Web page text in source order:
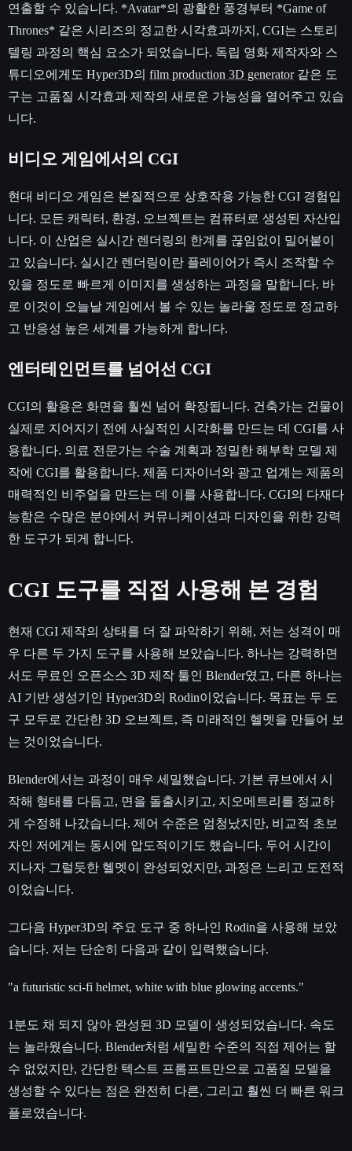
연출할 수 있습니다. *Avatar*의 광활한 풍경부터 *Game of
Thrones* 같은 시리즈의 정교한 시각효과까지, CGI는 스토리
텔링 과정의 핵심 요소가 되었습니다. 독립 영화 제작자와 스
튜디오에게도 Hyper3D의 film production 3D generator같은 도
구는 고품질 시각효과 제작의 새로운 가능성을 열어주고 있습
니다.
비디오 게임에서의 CGI
현대 비디오 게임은 본질적으로 상호작용 가능한 CGI 경험입
니다. 모든 캐릭터, 환경, 오브젝트는 컴퓨터로 생성된 자산입
니다. 이 산업은 실시간 렌더링의 한계를 끊임없이 밀어붙이
고 있습니다. 실시간 렌더링이란 플레이어가 즉시 조작할 수
있을 정도로 빠르게 이미지를 생성하는 과정을 말합니다. 바
로 이것이 오늘날 게임에서 볼 수 있는 놀라울 정도로 정교하
고 반응성 높은 세계를 가능하게 합니다.
엔터테인먼트를 넘어선 CGI
CGI의 활용은 화면을 훨씬 넘어 확장됩니다. 건축가는 건물이
실제로 지어지기 전에 사실적인 시각화를 만드는 데 CGI를 사
용합니다. 의료 전문가는 수술 계획과 정밀한 해부학 모델 제
작에 CGI를 활용합니다. 제품 디자이너와 광고 업계는 제품의
매력적인 비주얼을 만드는 데 이를 사용합니다. CGI의 다재다
능함은 수많은 분야에서 커뮤니케이션과 디자인을 위한 강력
한 도구가 되게 합니다.
CGI 도구를 직접 사용해 본 경험
현재 CGI 제작의 상태를 더 잘 파악하기 위해, 저는 성격이 매
우 다른 두 가지 도구를 사용해 보았습니다. 하나는 강력하면
서도 무료인 오픈소스 3D 제작 툴인 Blender였고, 다른 하나는
AI 기반 생성기인 Hyper3D의 Rodin이었습니다. 목표는 두 도
구 모두로 간단한 3D 오브젝트, 즉 미래적인 헬멧을 만들어 보
는 것이었습니다.
Blender에서는 과정이 매우 세밀했습니다. 기본 큐브에서 시
작해 형태를 다듬고, 면을 돌출시키고, 지오메트리를 정교하
게 수정해 나갔습니다. 제어 수준은 엄청났지만, 비교적 초보
자인 저에게는 동시에 압도적이기도 했습니다. 두어 시간이
지나자 그럴듯한 헬멧이 완성되었지만, 과정은 느리고 도전적
이었습니다.
그다음 Hyper3D의 주요 도구 중 하나인 Rodin을 사용해 보았
습니다. 저는 단순히 다음과 같이 입력했습니다.
"a futuristic sci-fi helmet, white with blue glowing accents."
1분도 채 되지 않아 완성된 3D 모델이 생성되었습니다. 속도
는 놀라웠습니다. Blender처럼 세밀한 수준의 직접 제어는 할
수 없었지만, 간단한 텍스트 프롬프트만으로 고품질 모델을
생성할 수 있다는 점은 완전히 다른, 그리고 훨씬 더 빠른 워크
플로였습니다.